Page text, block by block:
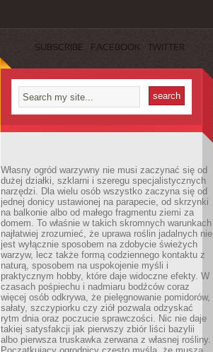
SUBSCRIBE FACEBOOK TWITTER
Własny ogród warzywny nie musi zaczynać się od
dużej działki, szklarni i szeregu specjalistycznych
narzędzi. Dla wielu osób wszystko zaczyna się od
jednej donicy ustawionej na parapecie, od skrzynki
na balkonie albo od małego fragmentu ziemi za
domem. To właśnie w takich skromnych warunkach
najłatwiej zrozumieć, że uprawa roślin jadalnych nie
jest wyłącznie sposobem na zdobycie świeżych
warzyw, lecz także formą codziennego kontaktu z
naturą, sposobem na uspokojenie myśli i
praktycznym hobby, które daje widoczne efekty. W
czasach pośpiechu i nadmiaru bodźców coraz
więcej osób odkrywa, że pielęgnowanie pomidorów,
sałaty, szczypiorku czy ziół pozwala odzyskać
rytm dnia oraz poczucie sprawczości. Nic nie daje
takiej satysfakcji jak pierwszy zbiór liści bazylii
albo pierwsza truskawka zerwana z własnej rośliny.